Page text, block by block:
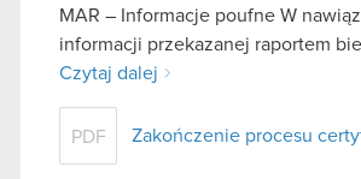
MAR – Informacje poufne W
informacji przekazanej raportem
Czytaj dalej
PDF Zakończenie procesu